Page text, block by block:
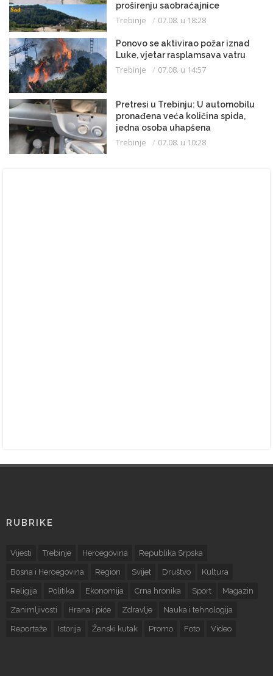
proširenju saobraćajnice
Trebinje 07.08. u 18:28
Ponovo se aktivirao požar iznad
Luke, vjetar rasplamsava vatru
Trebinje 07.08. u 14:57
Pretresi u Trebinju: U automobilu
pronađena veća količina spida,
jedna osoba uhapšena
Trebinje 07.08. u 10:28
RUBRIKE
Vijesti Trebinje Hercegovina Republika Srpska
Bosna i Hercegovina Region Svijet Društvo Kultura
Religija Politika Ekonomija Crna hronika Sport Magazin
Zanimljivosti Hrana i piće Zdravlje Nauka i tehnologija
Reportaže Istorija Ženski kutak Promo Foto Video